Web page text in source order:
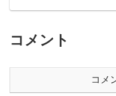
コメント
コメ